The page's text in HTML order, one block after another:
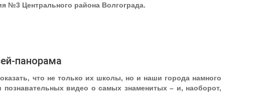
№3 Центрального района Волгограда.
панорама
что не только их школы, но и наши города намного
видео о самых знаменитых – и, наоборот,